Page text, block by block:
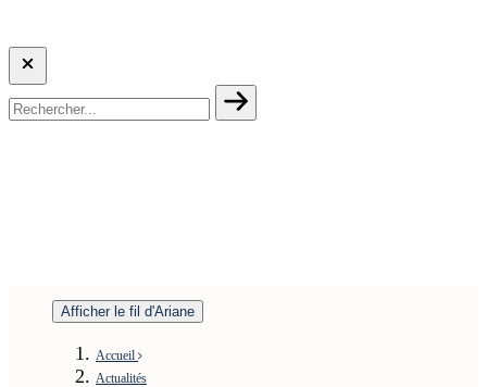
Afficher le fil d'Ariane
Accueil
Actualités